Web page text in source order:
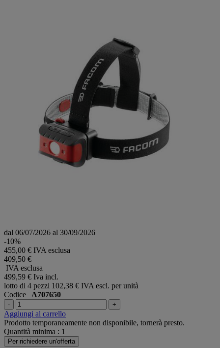
dal 06/07/2026 al 30/09/2026
-10%
455,00 € IVA esclusa
409,50 €
IVA esclusa
499,59 € Iva incl.
lotto di 4 pezzi 102,38 € IVA escl. per unità
Codice A707650
- +
Aggiungi al carrello
Prodotto temporaneamente non disponibile, tornerà presto.
Quantità minima : 1
Per richiedere un'offerta